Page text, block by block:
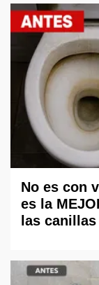
No es con
es la
las